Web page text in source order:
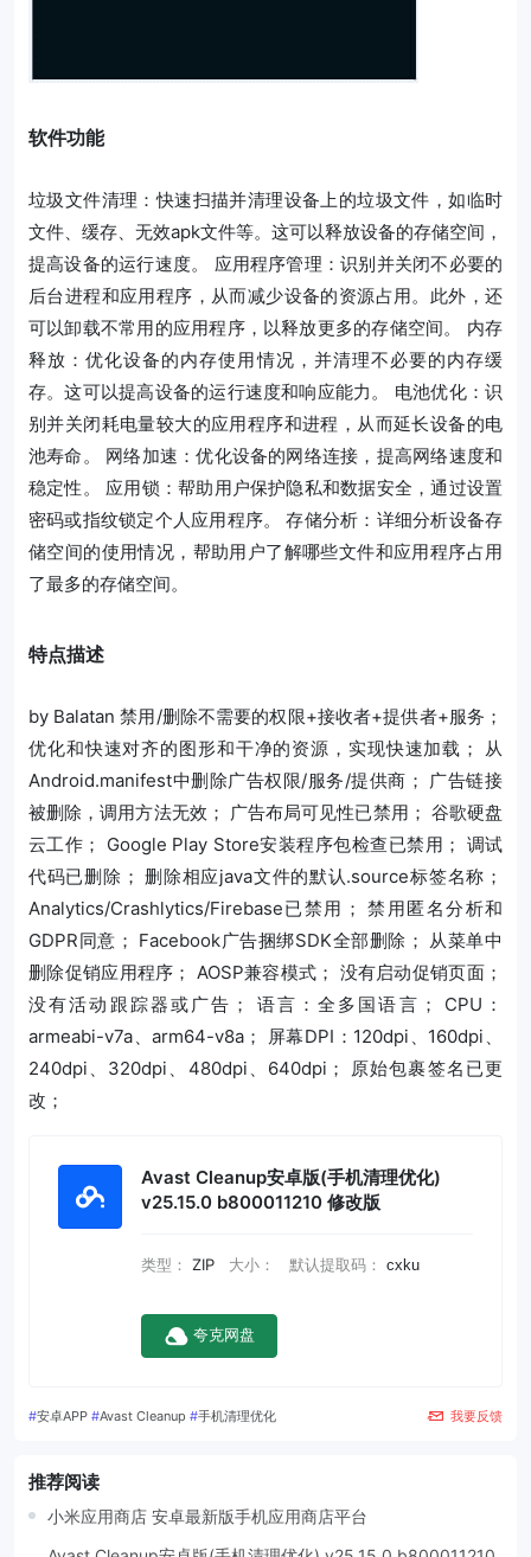
软件功能
垃圾文件清理：快速扫描并清理设备上的垃圾文件，如临时
文件、缓存、无效apk文件等。这可以释放设备的存储空间，
提高设备的运行速度。 应用程序管理：识别并关闭不必要的
后台进程和应用程序，从而减少设备的资源占用。此外，还
可以卸载不常用的应用程序，以释放更多的存储空间。 内存
释放：优化设备的内存使用情况，并清理不必要的内存缓
存。这可以提高设备的运行速度和响应能力。 电池优化：识
别并关闭耗电量较大的应用程序和进程，从而延长设备的电
池寿命。 网络加速：优化设备的网络连接，提高网络速度和
稳定性。 应用锁：帮助用户保护隐私和数据安全，通过设置
密码或指纹锁定个人应用程序。 存储分析：详细分析设备存
储空间的使用情况，帮助用户了解哪些文件和应用程序占用
了最多的存储空间。
特点描述
by Balatan 禁用/删除不需要的权限+接收者+提供者+服务；
优化和快速对齐的图形和干净的资源，实现快速加载； 从
Android.manifest中删除广告权限/服务/提供商； 广告链接
被删除，调用方法无效； 广告布局可见性已禁用； 谷歌硬盘
云工作； Google Play Store安装程序包检查已禁用； 调试
代码已删除； 删除相应java文件的默认.source标签名称；
Analytics/Crashlytics/Firebase已禁用； 禁用匿名分析和
GDPR同意； Facebook广告捆绑SDK全部删除； 从菜单中
删除促销应用程序； AOSP兼容模式； 没有启动促销页面；
没有活动跟踪器或广告； 语言：全多国语言； CPU：
armeabi-v7a、arm64-v8a； 屏幕DPI：120dpi、160dpi、
240dpi、320dpi、480dpi、640dpi； 原始包裹签名已更
改；
Avast Cleanup安卓版(手机清理优化)
v25.15.0 b800011210 修改版
类型： ZIP 大小： 默认提取码： cxku
夸克网盘
#安卓APP #Avast Cleanup #手机清理优化 我要反馈
推荐阅读
小米应用商店 安卓最新版手机应用商店平台